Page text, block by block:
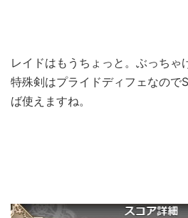
レイドはもうちょっと。ぶっちゃ
特殊剣はプライドディフェなので
ば使えますね。